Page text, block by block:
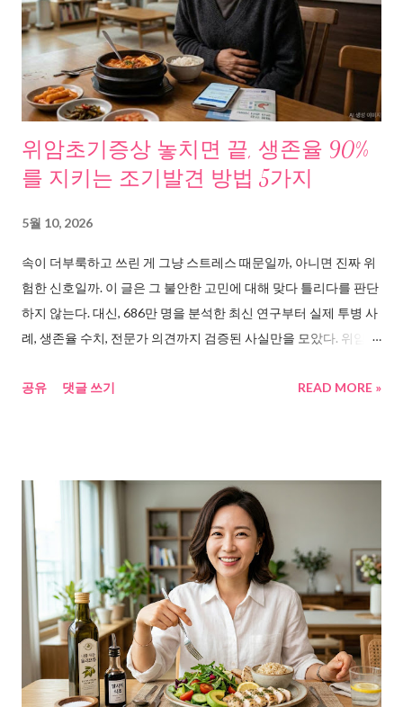
이스그레인이 주목받는 이유, 중년 내장지방의 원인을 추적하다
문제의 핵심은 백색지방이다. 우리 몸에는 두 종류의 지방이 있다.
에너지를 저장만 하는 백색지방, 에너지를 태워서 열로 바꾸는 갈
색지방. 중년이 될수록 갈색지방은 줄고, 백색지방이 내장 주변에
쌓인다. 이 내장지방은 단순히 보기 싫은 수준이 아니다. 조선일보
에 따르면, 내장지방은 당뇨, 심장질환, 뇌졸중 위험을 높이는 뱃속
시한폭탄이다. 의학신문 은 폐경 후 여성에서 에스트로겐 감소로
복부 내장지방이 급증하며 심혈관질환 위험이 더 커진다는 국내
연구를 보도했다. 그러니까 중년의 뱃살은 단순한 미용 문제가 아
다 이 문제를 파고들다 보니, 흥미로운 연구들이 나왔다. 몇 가지를
취합해봤다. 백색지방에서 갈색지방으로의 전환에 대한 연구 흐름
을 보면 이렇다. 사이언스타임즈 는 백색지방을 갈색지방으로 전
환시키는 기술이 이미 연구 단계에 있다고 보도했다. ...
위암초기증상 놓치면 끝, 생존율 90%
를 지키는 조기발견 방법 5가지
5월 10, 2026
속이 더부룩하고 쓰린 게 그냥 스트레스 때문일까, 아니면 진짜 위
험한 신호일까. 이 글은 그 불안한 고민에 대해 맞다 틀리다를 판단
하지 않는다. 대신, 686만 명을 분석한 최신 연구부터 실제 투병 사
례, 생존율 수치, 전문가 의견까지 검증된 사실만을 모았다. 위암초
지, 그리고 생존율 90%와 10%를 가르는 단 하나의 차이가 무엇인
상의 진실 속이 더부룩하다. 밥 먹고 나면 좀 쓰리다. 그런데 그게
전부다. 배우 장진영은 2008년 건강검진 후 위암 선고를 받았다.
투병 1년, 37세에 세상을 떠났다. 2025년 7월에는 배우 강서하가
위암 투병 끝에 31세의 나이로 사망 했다. “진통제로 버텼다”는 소
속사의 말이 남았다. 둘 다 젊었다. 둘 다 초기에 뚜렷한 증상이 없
었다. 국가암정보센터 자료 에 따르면, 위암 환자의 80% 이상이 초
기 무증상이다. 증상이 나타나도 속쓰림, 소화불량 정도라 위염으
로 오해하고 넘긴다. 그 사이 암은 자란다. 조기 발견 시 5년 생존율
은 90에서 95%. 4기에 발견되면 약 10%. 같은 병인데 결과가 이렇
공유 댓글 쓰기 READ MORE »